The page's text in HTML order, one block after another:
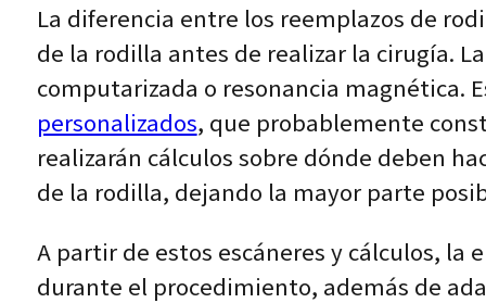
La diferencia entre los reemplazos de
de la rodilla antes de realizar la cirugía.
computarizada o resonancia magnética.
personalizados, que probablemente
realizarán cálculos sobre dónde deben
de la rodilla, dejando la mayor parte
A partir de estos escáneres y cálculos, la
durante el procedimiento, además de